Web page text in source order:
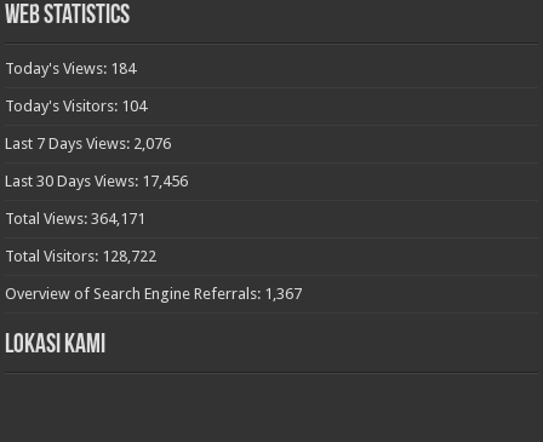
Web Statistics
Today's Views: 184
Today's Visitors: 104
Last 7 Days Views: 2,076
Last 30 Days Views: 17,456
Total Views:364,171
Total Visitors: 128,722
Overview of Search Engine Referrals: 1,367
Lokasi Kami